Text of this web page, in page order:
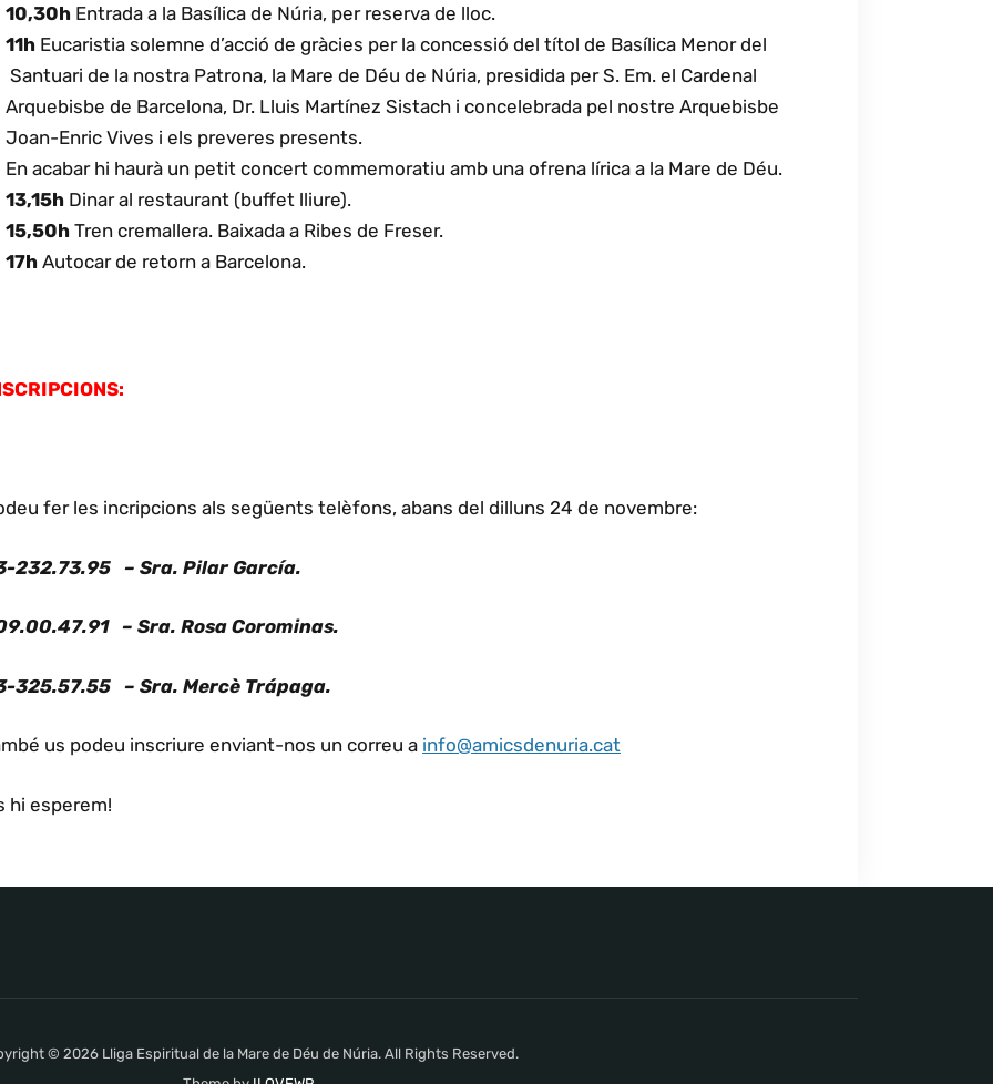
10,30h Entrada a la Basílica de Núria, per reserva de lloc.
11h Eucaristia solemne d’acció de gràcies per la concessió del títol de Basílica Menor del
Santuari de la nostra Patrona, la Mare de Déu de Núria, presidida per S. Em. el Cardenal
Arquebisbe de Barcelona, Dr. Lluis Martínez Sistach i concelebrada pel nostre Arquebisbe
Joan-Enric Vives i els preveres presents.
En acabar hi haurà un petit concert commemoratiu amb una ofrena lírica a la Mare de Déu.
13,15h Dinar al restaurant (buffet lliure).
15,50h Tren cremallera. Baixada a Ribes de Freser.
17h Autocar de retorn a Barcelona.
fer les incripcions als següents telèfons, abans del dilluns 24 de novembre:
232.73.95 – Sra. Pilar García.
– Sra. Rosa Corominas.
325.57.55 – Sra. Mercè Trápaga.
us podeu inscriure enviant-nos un correu a info@amicsdenuria.cat
hi esperem!
© 2026 Lliga Espiritual de la Mare de Déu de Núria. All Rights Reserved.